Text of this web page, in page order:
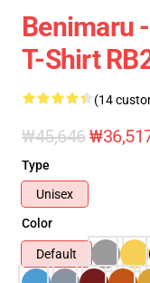
Benimaru
T-Shirt
(14
₩45,646
Type
Unisex
Color
Default